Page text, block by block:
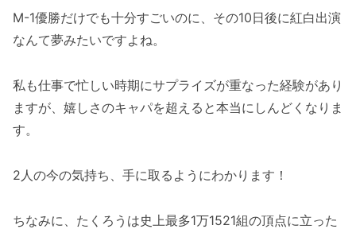
M-1優勝だけでも十分すごいのに、その10日後に紅白出演
なんて夢みたいですよね。
私も仕事で忙しい時期にサプライズが重なった経験があり
ますが、嬉しさのキャパを超えると本当にしんどくなりま
す。
2人の今の気持ち、手に取るようにわかります！
ちなみに、たくろうは史上最多1万1521組の頂点に立った